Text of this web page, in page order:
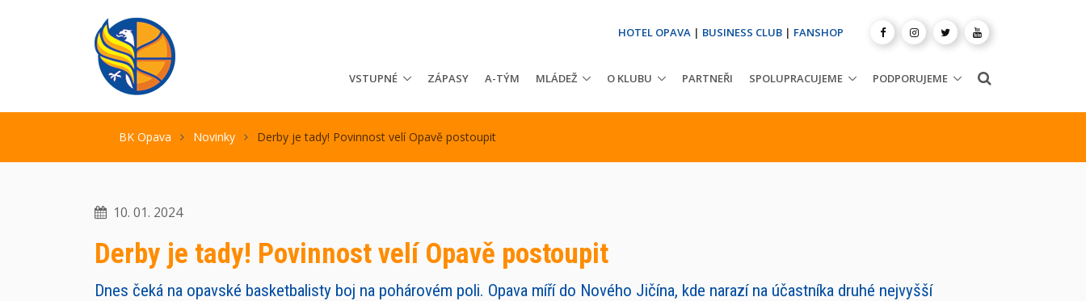
HOTEL OPAVA | BUSINESS CLUB | FANSHOP
VSTUPNÉ ZÁPASY A-TÝM MLÁDEŽ O KLUBU PARTNEŘI SPOLUPRACUJEME PODPORUJEME
BK Opava Novinky Derby je tady! Povinnost velí Opavě postoupit
10. 01. 2024
Derby je tady! Povinnost velí Opavě postoupit
Dnes čeká na opavské basketbalisty boj na pohárovém poli. Opava míří do Nového Jičína, kde narazí na účastníka druhé nejvyšší